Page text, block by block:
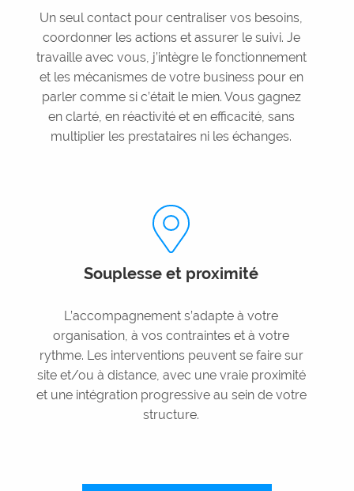
Un seul contact pour centraliser vos besoins,
coordonner les actions et assurer le suivi. Je
travaille avec vous, j’intègre le fonctionnement
et les mécanismes de votre business pour en
parler comme si c’était le mien. Vous gagnez
en clarté, en réactivité et en efficacité, sans
multiplier les prestataires ni les échanges.
Souplesse et proximité
L’accompagnement s’adapte à votre
organisation, à vos contraintes et à votre
rythme. Les interventions peuvent se faire sur
site et/ou à distance, avec une vraie proximité
et une intégration progressive au sein de votre
structure.